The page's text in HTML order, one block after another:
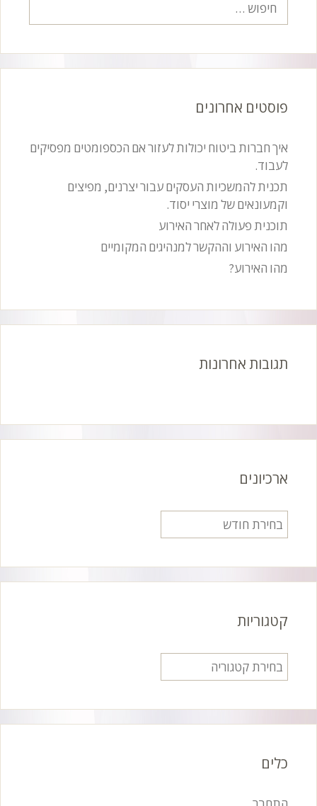
פוסטים אחרונים
איך חברות ביטוח יכולות לעזור אם הכספומטים מפסיקים
לעבוד.
תכנית להמשכיות העסקים עבור יצרנים, מפיצים
וקמעונאים של מוצרי יסוד.
תוכנית פעולה לאחר האירוע
מהו האירוע וההקשר למנהיגים המקומיים
מהו האירוע?
תגובות אחרונות
ארכיונים
ארכיונים
קטגוריות
קטגוריות
כלים